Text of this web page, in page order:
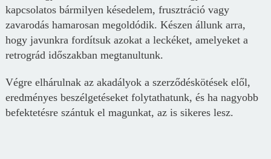
kapcsolatos bármilyen késedelem, frusztráció vagy
zavarodás hamarosan megoldódik. Készen állunk arra,
hogy javunkra fordítsuk azokat a leckéket, amelyeket a
retrográd időszakban megtanultunk.
Végre elhárulnak az akadályok a szerződéskötések elől,
eredményes beszélgetéseket folytathatunk, és ha nagyobb
befektetésre szántuk el magunkat, az is sikeres lesz.